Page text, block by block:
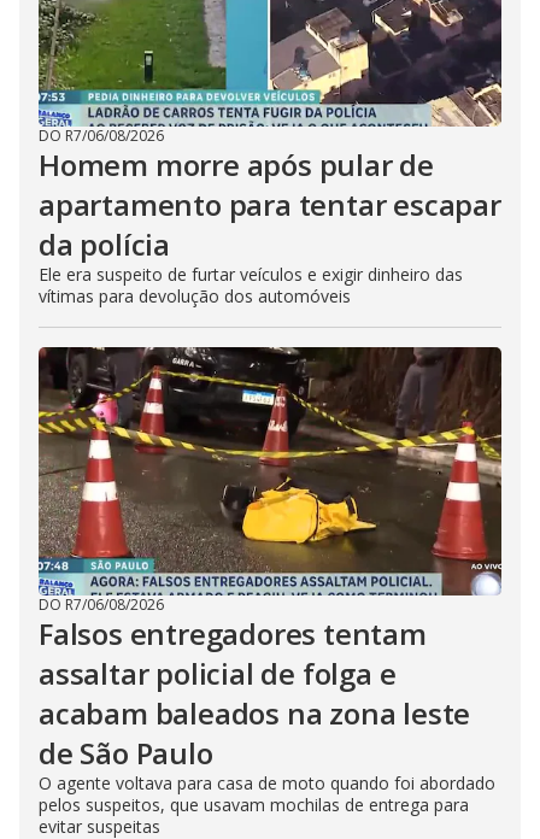
DO R7/06/08/2026
Homem morre após pular de
apartamento para tentar escapar
da polícia
Ele era suspeito de furtar veículos e exigir dinheiro das
vítimas para devolução dos automóveis
DO R7/06/08/2026
Falsos entregadores tentam
assaltar policial de folga e
acabam baleados na zona leste
de São Paulo
O agente voltava para casa de moto quando foi abordado
pelos suspeitos, que usavam mochilas de entrega para
evitar suspeitas